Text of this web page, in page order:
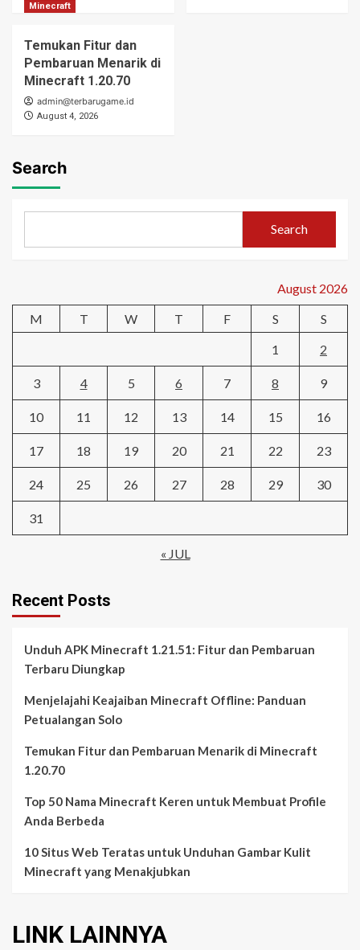
Minecraft
Temukan Fitur dan
Pembaruan Menarik di
Minecraft 1.20.70
admin@terbarugame.id
August 4, 2026
Search
Search
August 2026
M
T W T F S
S
1
2
3 4 5 6 7 8 9
10 11 12 13 14 15 16
17 18 19 20 21 22 23
24 25 26 27 28 29 30
31
« JUL
Recent Posts
Unduh APK Minecraft 1.21.51: Fitur dan Pembaruan
Terbaru Diungkap
Menjelajahi Keajaiban Minecraft Offline: Panduan
Petualangan Solo
Temukan Fitur dan Pembaruan Menarik di Minecraft
1.20.70
Top 50 Nama Minecraft Keren untuk Membuat Profile
Anda Berbeda
10 Situs Web Teratas untuk Unduhan Gambar Kulit
Minecraft yang Menakjubkan
LINK LAINNYA